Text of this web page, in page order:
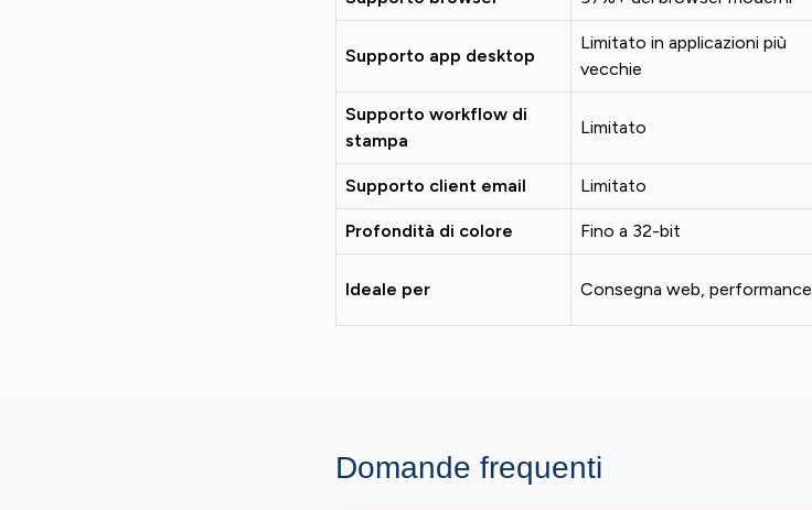
Supporto app desktop
Limitato in applicazioni più
vecchie
Supporto workflow di
stampa
Limitato
Supporto client email Limitato
Profondità di colore Fino a 32-bit
Ideale per Consegna web, performance
Domande frequenti